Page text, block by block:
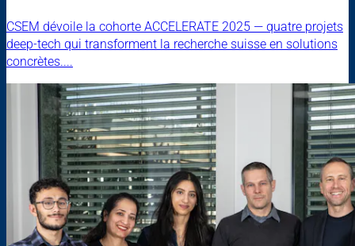
CSEM dévoile la cohorte ACCELERATE 2025 — quatre projets
deep-tech qui transforment la recherche suisse en solutions
concrètes....